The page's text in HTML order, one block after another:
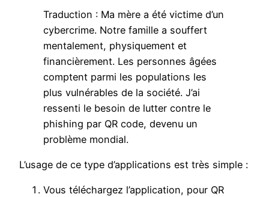
Traduction : Ma mère a été victime d’un
cybercrime. Notre famille a souffert
mentalement, physiquement et
financièrement. Les personnes âgées
comptent parmi les populations les
plus vulnérables de la société. J’ai
ressenti le besoin de lutter contre le
phishing par QR code, devenu un
problème mondial.
L’usage de ce type d’applications est très simple :
Vous téléchargez l’application, pour QR